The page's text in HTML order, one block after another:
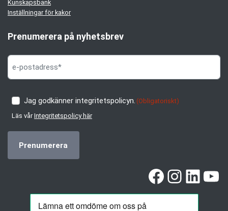
Kunskapsbank
Inställningar för kakor
Prenumerera på nyhetsbrev
Jag godkänner integritetspolicyn. (Obligatoriskt)
Läs vårIntegritetspolicy här
Facebook